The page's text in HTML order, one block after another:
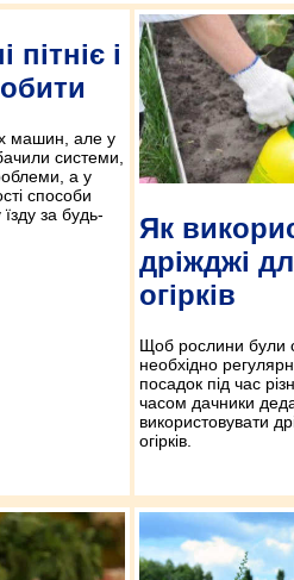
і
машин, але у
системи,
а у
способи
за будь-
Як
дріжджі
огірків
Щоб рослини були
необхідно
посадок під час
часом дачники
використовувати
огірків.